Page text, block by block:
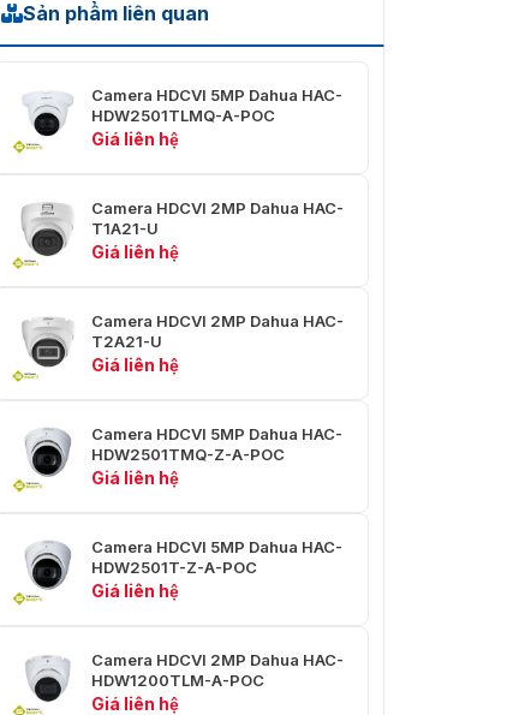
Phát hiện
2.8 mm: 56.0 m
(183.7 ft); 3.6 mm:
Quan sát
2.8 mm: 22.4 m
Nhận diện
2.8 mm: 11.2 m (36.7
Nhận dạng
ft); 3.6 mm: 8 m
Xoay/Nghiêng/Xoay
tròn
Xoay: 0° – 355°;
Video
Độ phân giải
1080P (1920 ×
1080); 960H (960 ×
Sản phẩm liên quan
Camera HDCVI 5MP Dahua HAC-
HDW2501TLMQ-A-POC
Giá liên hệ
Camera HDCVI 2MP Dahua HAC-
T1A21-U
Giá liên hệ
Camera HDCVI 2MP Dahua HAC-
T2A21-U
Giá liên hệ
Camera HDCVI 5MP Dahua HAC-
HDW2501TMQ-Z-A-POC
Giá liên hệ
Camera HDCVI 5MP Dahua HAC-
HDW2501T-Z-A-POC
Giá liên hệ
Camera HDCVI 2MP Dahua HAC-
HDW1200TLM-A-POC
Giá liên hệ